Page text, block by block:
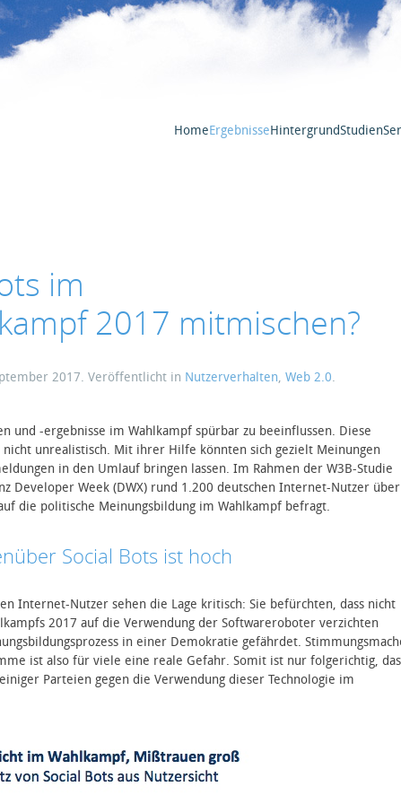
HomeErgebnisseHintergrundStudien
im
2017 mitmischen?
2017. Veröffentlicht in Nutzerverhalten, Web 2.0.
und -ergebnisse im Wahlkampf spürbar zu beeinflussen. Diese
unrealistisch. Mit ihrer Hilfe könnten sich gezielt Meinungen
in den Umlauf bringen lassen. Im Rahmen der W3B-Studie
Developer Week (DWX) rund 1.200 deutschen Internet-Nutzer über
die politische Meinungsbildung im Wahlkampf befragt.
Social Bots ist hoch
Internet-Nutzer sehen die Lage kritisch: Sie befürchten, dass nicht
2017 auf die Verwendung der Softwareroboter verzichten
in einer Demokratie gefährdet.
ist also für viele eine reale Gefahr. Somit ist nur folgerichtig,
Parteien gegen die Verwendung dieser Technologie im